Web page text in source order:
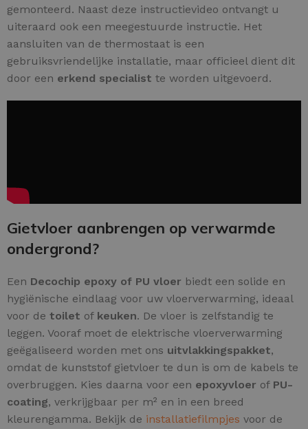
gemonteerd. Naast deze instructievideo ontvangt u
uiteraard ook een meegestuurde instructie. Het
aansluiten van de thermostaat is een
gebruiksvriendelijke installatie, maar officieel dient dit
door een erkend specialist te worden uitgevoerd.
Gietvloer aanbrengen op verwarmde
ondergrond?
Een Decochip epoxy of PU vloer biedt een solide en
hygiënische eindlaag voor uw vloerverwarming, ideaal
voor de toilet of keuken. De vloer is zelfstandig te
leggen. Vooraf moet de elektrische vloerverwarming
geëgaliseerd worden met ons uitvlakkingspakket,
omdat de kunststof gietvloer te dun is om de kabels te
overbruggen. Kies daarna voor een epoxyvloer of PU-
coating, verkrijgbaar per m² en in een breed
kleurengamma. Bekijk de installatiefilmpjes voor de